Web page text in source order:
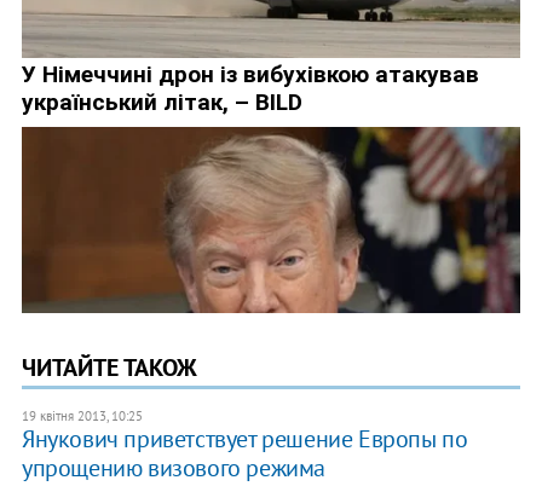
ЧИТАЙТЕ ТАКОЖ
19 квітня 2013, 10:25
Янукович приветствует решение Европы по
упрощению визового режима